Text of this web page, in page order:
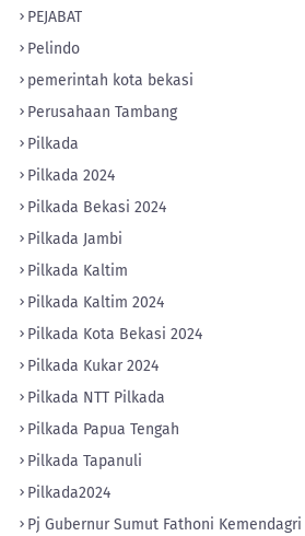
PEJABAT
Pelindo
pemerintah kota bekasi
Perusahaan Tambang
Pilkada
Pilkada 2024
Pilkada Bekasi 2024
Pilkada Jambi
Pilkada Kaltim
Pilkada Kaltim 2024
Pilkada Kota Bekasi 2024
Pilkada Kukar 2024
Pilkada NTT Pilkada
Pilkada Papua Tengah
Pilkada Tapanuli
Pilkada2024
Pj Gubernur Sumut Fathoni Kemendagri